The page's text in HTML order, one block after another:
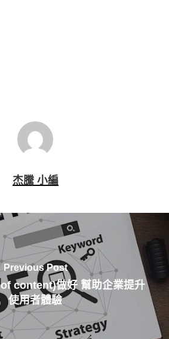
杰騰 小編
Previous Post
content)做好 幫助企業提升
使用者體驗